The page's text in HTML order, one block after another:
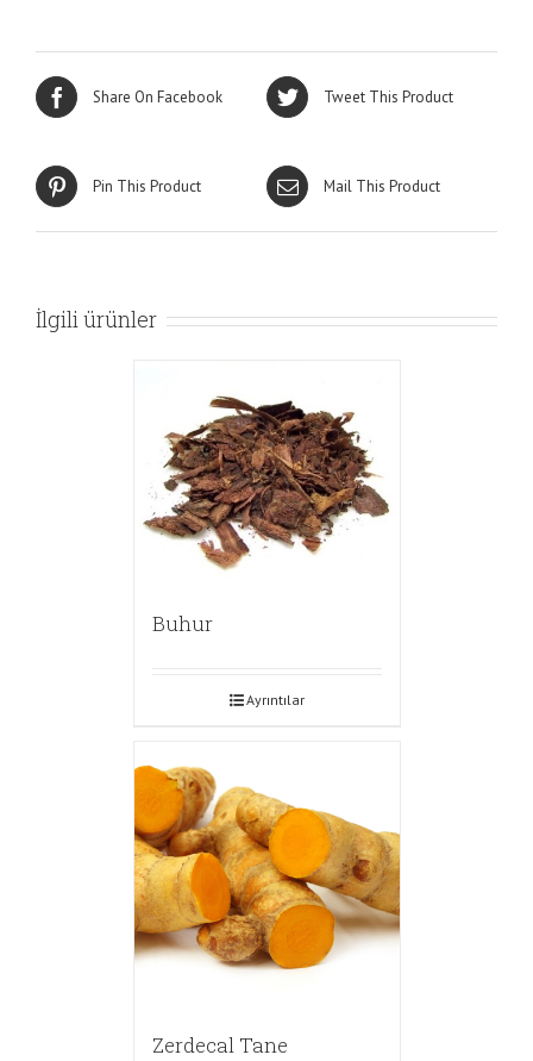
Share On Facebook Tweet This Product
Pin This Product Mail This Product
İlgili ürünler
Buhur
Ayrıntılar
Zerdecal Tane